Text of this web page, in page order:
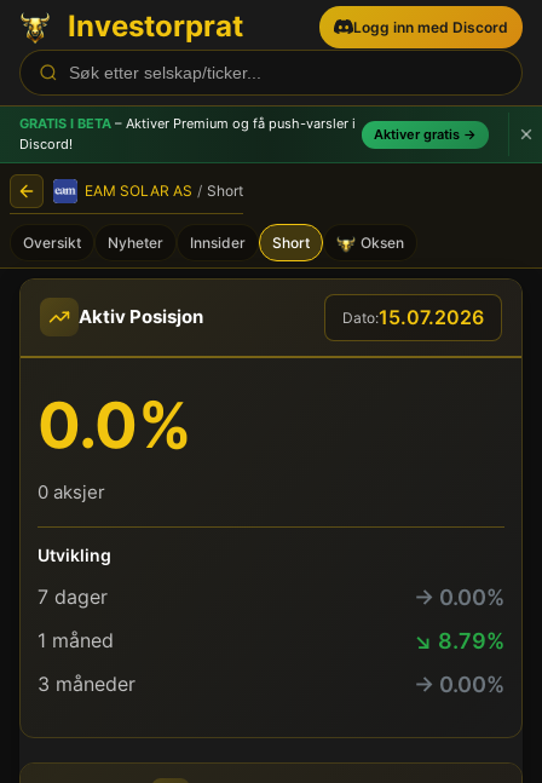
Investorprat Logg inn med Discord
GRATIS I BETA – Aktiver Premium og få push-varsler i
Discord!
Aktiver gratis →
EAM SOLAR AS / Short
Oversikt Nyheter Innsider Short Oksen
EAM SOLAR AS (EAM) -
Aktiv Posisjon Dato:15.07.2026
0.0%
0 aksjer
Utvikling
7 dager → 0.00%
1 måned ↘ 8.79%
3 måneder → 0.00%